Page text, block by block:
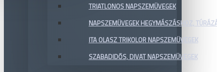
TRIATLONOS NAPSZEMÜVEGEK
NAPSZEMÜVEGEK HEGYMÁSZÁSHOZ,
ITA OLASZ TRIKOLOR NAPSZEMÜVEGEK
SZABADIDŐS, DIVAT NAPSZEMÜVEGEK